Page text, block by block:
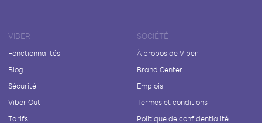
VIBER
Fonctionnalités
Blog
Sécurité
Viber Out
Tarifs
SOCIÉTÉ
À propos de Viber
Brand Center
Emplois
Termes et conditions
Politique de confidentialité